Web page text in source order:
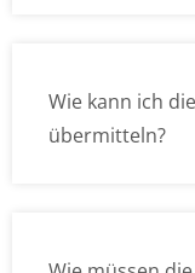
Wie kann ich
übermitteln?